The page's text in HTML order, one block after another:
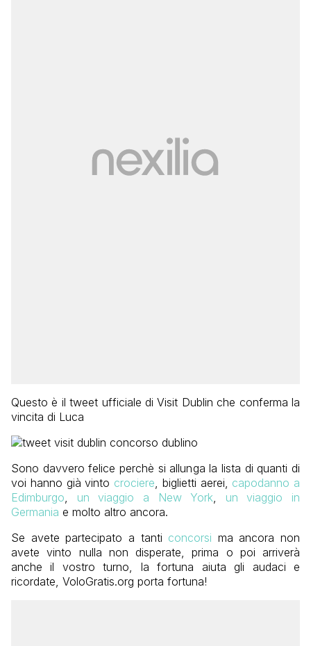
Questo è il tweet ufficiale di Visit Dublin che conferma la
vincita di Luca
Sono davvero felice perchè si allunga la lista di quanti di
voi hanno già vinto crociere , biglietti aerei, capodanno a
Edimburgo
un viaggio a New York
un viaggio in
Germania e molto altro ancora.
Se avete partecipato a tanti concorsi ma ancora non
avete vinto nulla non disperate, prima o poi arriverà
anche il vostro turno, la fortuna aiuta gli audaci e
ricordate, VoloGratis.org porta fortuna!